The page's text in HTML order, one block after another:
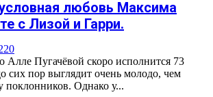
любовь Максима
с Лизой и Гарри.
0
Алле Пугачёвой скоро исполнится 73
сих пор выглядит очень молодо, чем
поклонников. Однако у...